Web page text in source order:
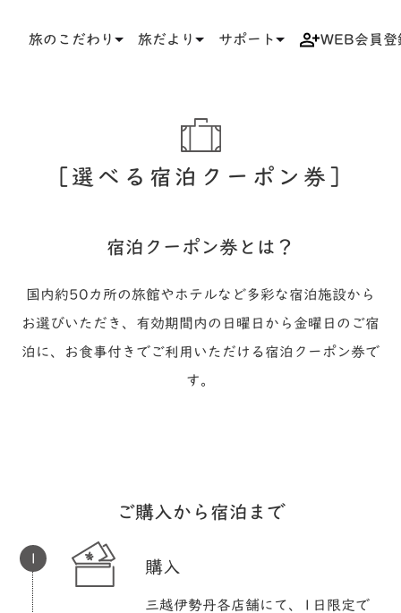
旅のこだわり 旅だより サポート WEB会員登
選べる宿泊クーポン券
宿泊クーポン券とは？
国内約50カ所の旅館やホテルなど多彩な宿泊施設から
お選びいただき、 有効期間内の日曜日から金曜日のご宿
泊に、お食事付きでご利用いただける宿泊クーポン券で
す。
ご購入から宿泊まで
購入
三越伊勢丹各店舗にて、1日限定で